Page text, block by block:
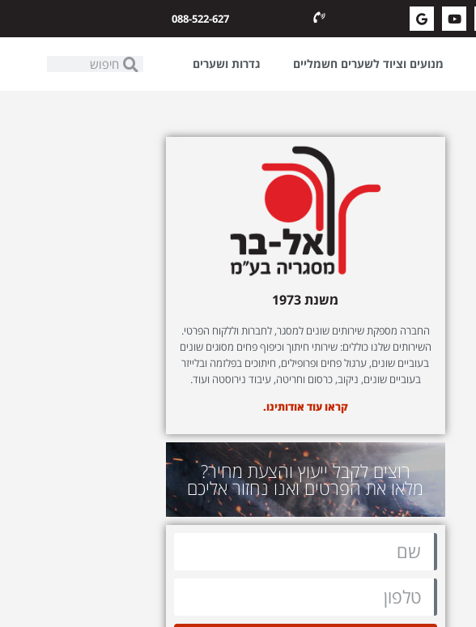
088-522-627
מנועים וציוד לשערים חשמליים גדרות ושערים
משנת 1973
החברה מספקת שירותים שונים למסגר, לחברות וללקוח הפרטי.
השירותים שלנו כוללים: שירותי חיתוך וכיפוף פחים מסוגים שונים
בעוביים שונים, ערגול פחים ופרופילים, חיתוכים בפלזמה ובלייזר
בעוביים שונים, ניקוב, כרסום וחריטה, עיבוד נירוסטה ועוד.
קראו עוד אודותינו.
רוצים לקבל ייעוץ והצעת מחיר?
מלאו את הפרטים ואנו נחזור אליכם